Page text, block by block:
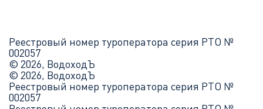
Реестровый номер туроператора серия РТО №
002057
© 2026, ВодоходЪ
© 2026, ВодоходЪ
Реестровый номер туроператора серия РТО №
002057